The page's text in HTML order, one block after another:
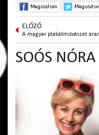
ELŐZŐ
A magyar plakátművészet
SOÓS